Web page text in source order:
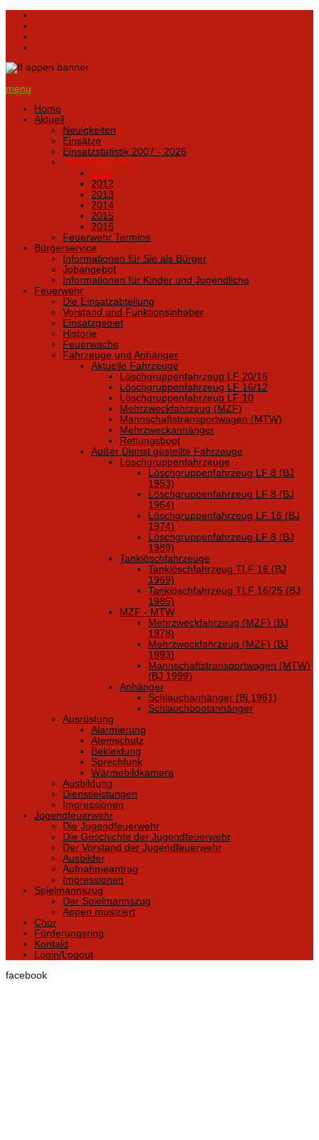
menu
Home
Aktuell
Neuigkeiten
Einsätze
Einsatzstatistik 2007 - 2026
Jahresberichte
2011
2012
2013
2014
2015
2016
Feuerwehr Termine
Bürgerservice
Informationen für Sie als Bürger
Jobangebot
Informationen für Kinder und Jugendliche
Feuerwehr
Die Einsatzabteilung
Vorstand und Funktionsinhaber
Einsatzgebiet
Historie
Feuerwache
Fahrzeuge und Anhänger
Aktuelle Fahrzeuge
Löschgruppenfahrzeug LF 20/16
Löschgruppenfahrzeug LF 16/12
Löschgruppenfahrzeug LF 10
Mehrzweckfahrzeug (MZF)
Mannschaftstransportwagen (MTW)
Mehrzweckanhänger
Rettungsboot
Außer Dienst gestellte Fahrzeuge
Löschgruppenfahrzeuge
Löschgruppenfahrzeug LF 8 (BJ
1953)
Löschgruppenfahrzeug LF 8 (BJ
1964)
Löschgruppenfahrzeug LF 16 (BJ
1974)
Löschgruppenfahrzeug LF 8 (BJ
1989)
Tanklöschfahrzeuge
Tanklöschfahrzeug TLF 16 (BJ
1969)
Tanklöschfahrzeug TLF 16/25 (BJ
1985)
MZF - MTW
Mehrzweckfahrzeug (MZF) (BJ
1978)
Mehrzweckfahrzeug (MZF) (BJ
1993)
Mannschaftstransportwagen (MTW)
(BJ 1999)
Anhänger
Schlauchanhänger (Bj 1961)
Schlauchbootanhänger
Ausrüstung
Alarmierung
Atemschutz
Bekleidung
Sprechfunk
Wärmebildkamera
Ausbildung
Dienstleistungen
Impressionen
Jugendfeuerwehr
Die Jugendfeuerwehr
Die Geschichte der Jugendfeuerwehr
Der Vorstand der Jugendfeuerwehr
Ausbilder
Aufnahmeantrag
Impressionen
Spielmannszug
Der Spielmannszug
Appen musiziert
Chor
Förderungsring
Kontakt
Login/Logout
facebook